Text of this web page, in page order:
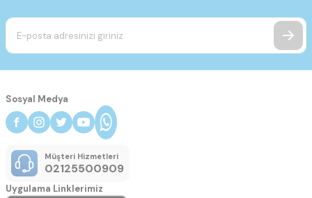
Sosyal Medya
Müşteri Hizmetleri
02125500909
Uygulama Linklerimiz